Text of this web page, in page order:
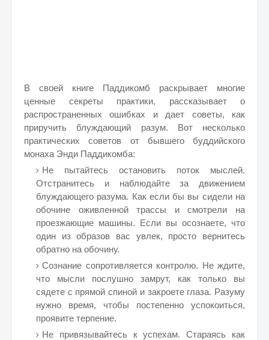
В своей книге Паддикомб раскрывает многие
ценные секреты практики, рассказывает о
распространенных ошибках и дает советы, как
приручить блуждающий разум. Вот несколько
практических советов от бывшего буддийского
монаха Энди Паддикомба:
Не пытайтесь остановить поток мыслей.
Отстранитесь и наблюдайте за движением
блуждающего разума. Как если бы вы сидели на
обочине оживленной трассы и смотрели на
проезжающие машины. Если вы осознаете, что
один из образов вас увлек, просто вернитесь
обратно на обочину.
Сознание сопротивляется контролю. Не ждите,
что мысли послушно замрут, как только вы
сядете с прямой спиной и закроете глаза. Разуму
нужно время, чтобы постепенно успокоиться,
проявите терпение.
Не привязывайтесь к успехам. Стараясь как